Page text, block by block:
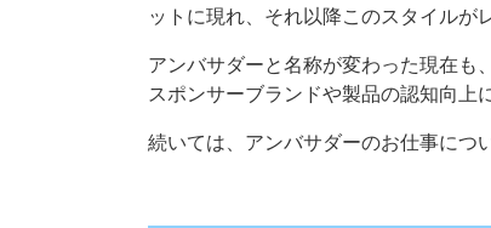
ットに現れ、それ以降このスタイルが
アンバサダーと名称が変わった現在も
スポンサーブランドや製品の認知向上
続いては、アンバサダーのお仕事につ